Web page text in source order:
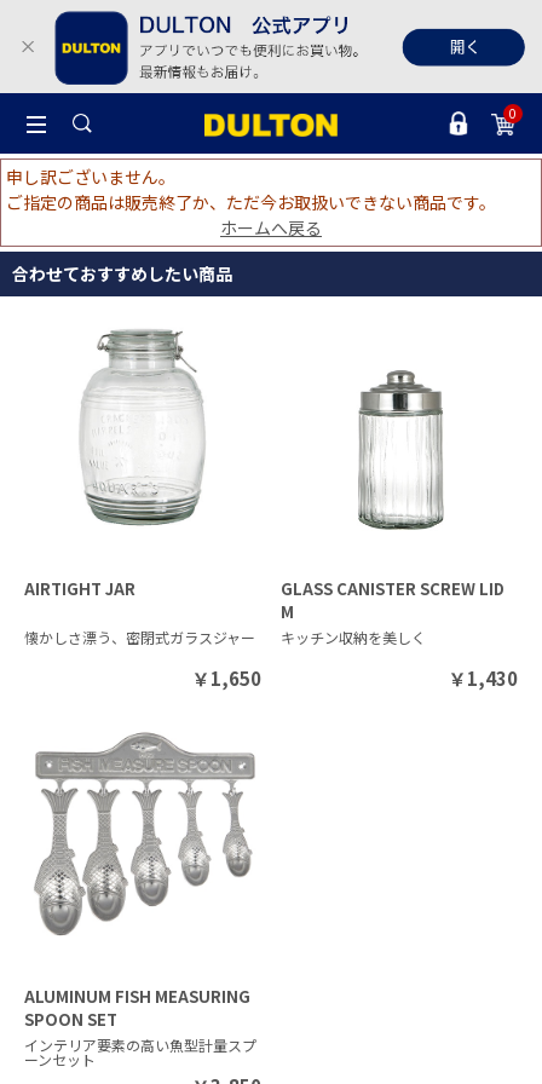
0
申し訳ございません。
ご指定の商品は販売終了か、ただ今お取扱いできない商品です。
ホームへ戻る
合わせておすすめしたい商品
AIRTIGHT JAR
懐かしさ漂う、密閉式ガラスジャー
￥1,650
GLASS CANISTER SCREW LID
M
キッチン収納を美しく
￥1,430
ALUMINUM FISH MEASURING
SPOON SET
インテリア要素の高い魚型計量スプ
ーンセット